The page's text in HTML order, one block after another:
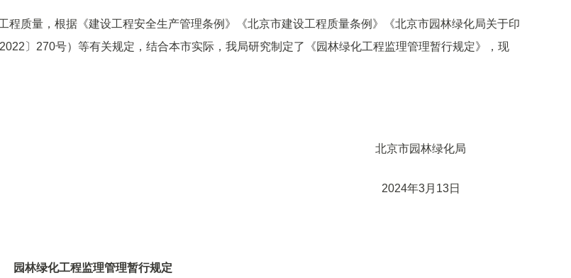
质量，根据《建设工程安全生产管理条例》《北京市建设工程质量条例》《北京市园林绿化局关于印
〕270号）等有关规定，结合本市实际，我局研究制定了《园林绿化工程监理管理暂行规定》，现
北京市园林绿化局
2024年3月13日
园林绿化工程监理管理暂行规定